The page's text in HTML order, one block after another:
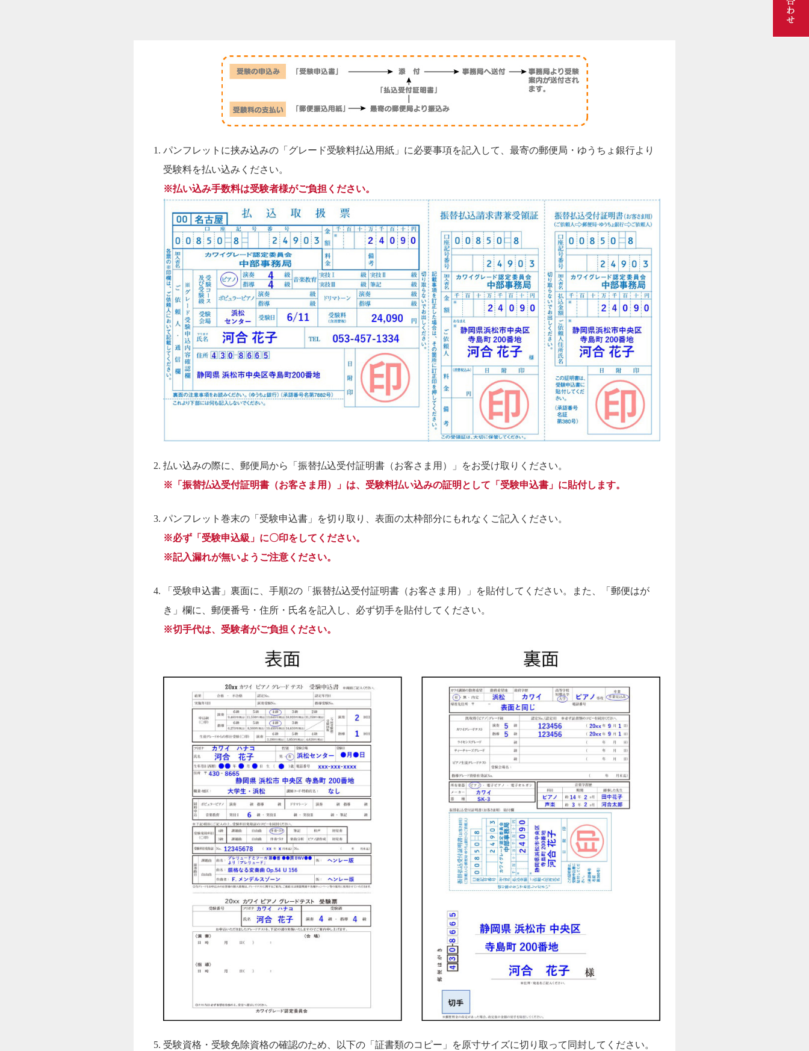
パンフレットに挟み込みの「グレード受験料払込用紙」に必要事項を記入して、最寄の郵便局・ゆうちょ銀行より
受験料を払い込みください。
※払い込み手数料は受験者様がご負担ください。
払い込みの際に、郵便局から「振替払込受付証明書（お客さま用）」をお受け取りください。
※「振替払込受付証明書（お客さま用）」は、受験料払い込みの証明として「受験申込書」に貼付します。
パンフレット巻末の「受験申込書」を切り取り、表面の太枠部分にもれなくご記入ください。
※必ず「受験申込級」に〇印をしてください。
※記入漏れが無いようご注意ください。
「受験申込書」裏面に、手順2の「振替払込受付証明書（お客さま用）」を貼付してください。また、「郵便はが
き」欄に、郵便番号・住所・氏名を記入し、必ず切手を貼付してください。
※切手代は、受験者がご負担ください。
受験資格・受験免除資格の確認のため、以下の「証書類のコピー」を原寸サイズに切り取って同封してください。